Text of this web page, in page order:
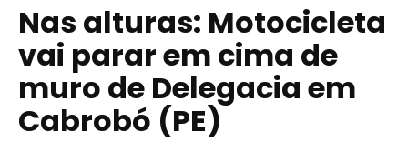
Nas alturas: Motocicleta
vai parar em cima de
muro de Delegacia em
Cabrobó (PE)